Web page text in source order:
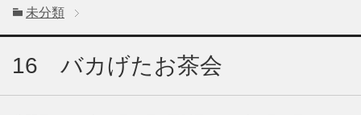
未分類
16 バカげたお茶会